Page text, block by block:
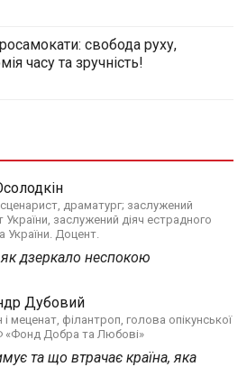
свобода руху,
часу та зручність!
драматург; заслужений
України, заслужений діяч естрадного
України. Доцент.
дзеркало неспокою
Дубовий
і меценат, філантроп, голова опікунської
Добра та Любові»
та що втрачає країна, яка